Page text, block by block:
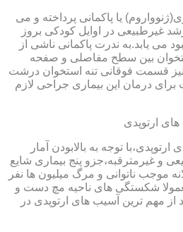
یا پاکمانی پرداخته و می
غیرطبیعی در اوایل کودکی بروز
می یابد.به ندرت پاکمانی ناشی از
بین سطح مفاصلی و صفحه
قسمت فوقانی تنه استخوان درشت
درمان این بیماری جراحی لازم
ارتوپدی
توجه به بالابودن آمار
و غیرمترقبه،جزو پنج بیماری شایع
موجب ناتوانی و مرگ میلیون ها نفر
شکستگی های ناحیه مچ دست و
از مهم ترین آسیب های ارتوپدی در